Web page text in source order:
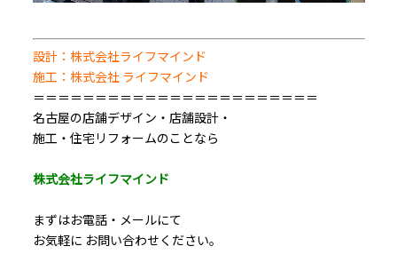
設計：株式会社ライフマインド
施工：株式会社 ライフマインド
＝＝＝＝＝＝＝＝＝＝＝＝＝＝＝＝＝＝＝＝＝＝＝
名古屋の店舗デザイン・店舗設計・
施工・住宅リフォームのことなら
株式会社ライフマインド
まずはお電話・メールにて
お気軽に お問い合わせください。